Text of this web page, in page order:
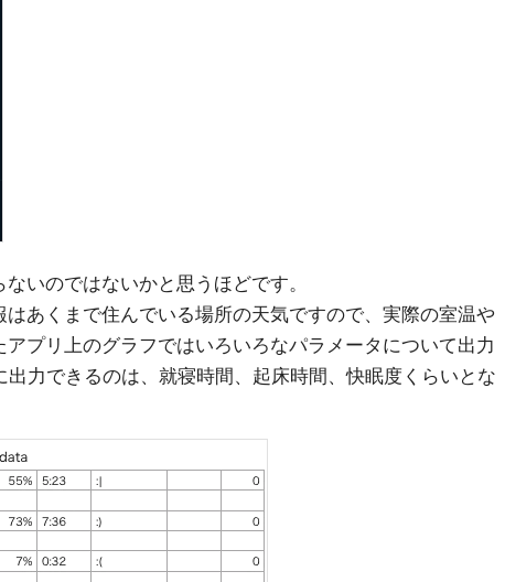
いのではないかと思うほどです。
あくまで住んでいる場所の天気ですので、実際の室温や
プリ上のグラフではいろいろなパラメータについて出力
力できるのは、就寝時間、起床時間、快眠度くらいとな